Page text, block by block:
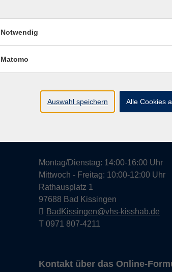
Montag/Dienstag: 14:00-16:00 Uhr
Mittwoch - Freitag: 10:00-12:00 Uhr
Rathausplatz 1
97688 Bad Kissingen
BadKissingen@vhs-kisshab.de
T 0971 807-4211
Kontakt über das Online-
Notwendig
Matomo
Auswahl speichern Alle Cookies